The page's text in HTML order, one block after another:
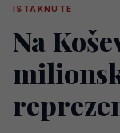
ISTAKNUTE
Na